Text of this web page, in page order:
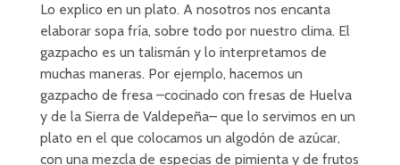
Lo explico en un plato. A nosotros nos encanta
elaborar sopa fría, sobre todo por nuestro clima. El
gazpacho es un talismán y lo interpretamos de
muchas maneras. Por ejemplo, hacemos un
gazpacho de fresa –cocinado con fresas de Huelva
y de la Sierra de Valdepeña– que lo servimos en un
plato en el que colocamos un algodón de azúcar,
con una mezcla de especias de pimienta y de frutos